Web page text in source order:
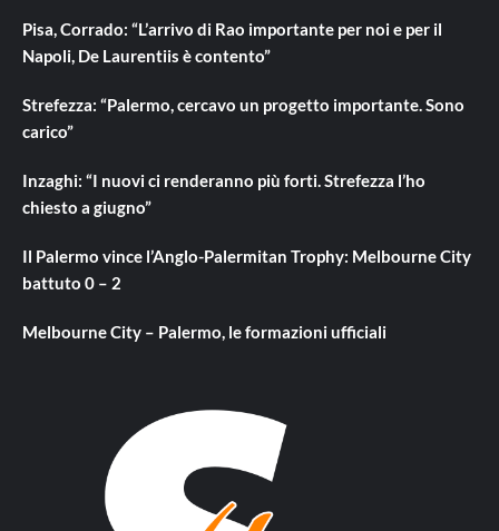
Pisa, Corrado: “L’arrivo di Rao importante per noi e per il
Napoli, De Laurentiis è contento”
Strefezza: “Palermo, cercavo un progetto importante. Sono
carico”
Inzaghi: “I nuovi ci renderanno più forti. Strefezza l’ho
chiesto a giugno”
Il Palermo vince l’Anglo-Palermitan Trophy: Melbourne City
battuto 0 – 2
Melbourne City – Palermo, le formazioni ufficiali